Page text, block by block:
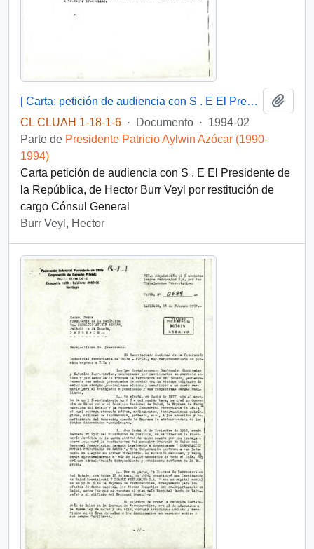
[ Carta: petición de audiencia con S . E El Presidente de la República, de Hector Burr Veyl por restitución de cargo ]
CL CLUAH 1-18-1-6 · Documento · 1994-02
Parte de Presidente Patricio Aylwin Azócar (1990-
1994)
Carta petición de audiencia con S . E El Presidente de
la República, de Hector Burr Veyl por restitución de
cargo Cónsul General
Burr Veyl, Hector